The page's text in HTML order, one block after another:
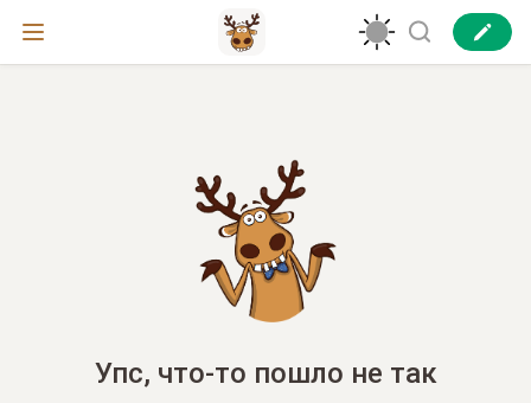
Упс, что-то пошло не так